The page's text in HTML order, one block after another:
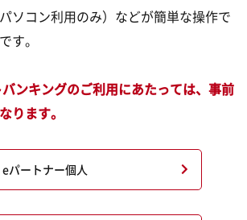
ソコン利用のみ）などが簡単な操作で
す。
ンキングのご利用にあたっては、事前
ります。
eパートナー個人